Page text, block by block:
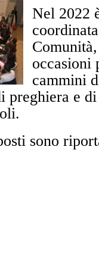
Nel 2022
occasioni
cammini
preghiera e
sono